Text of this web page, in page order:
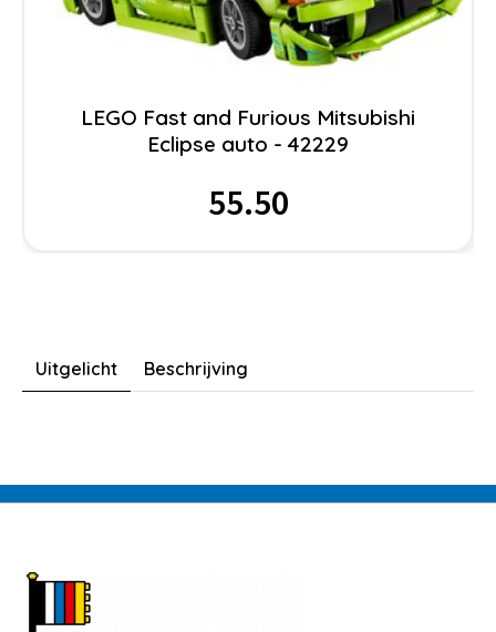
LEGO Fast and Furious Mitsubishi
Eclipse auto - 42229
55.50
Uitgelicht Beschrijving